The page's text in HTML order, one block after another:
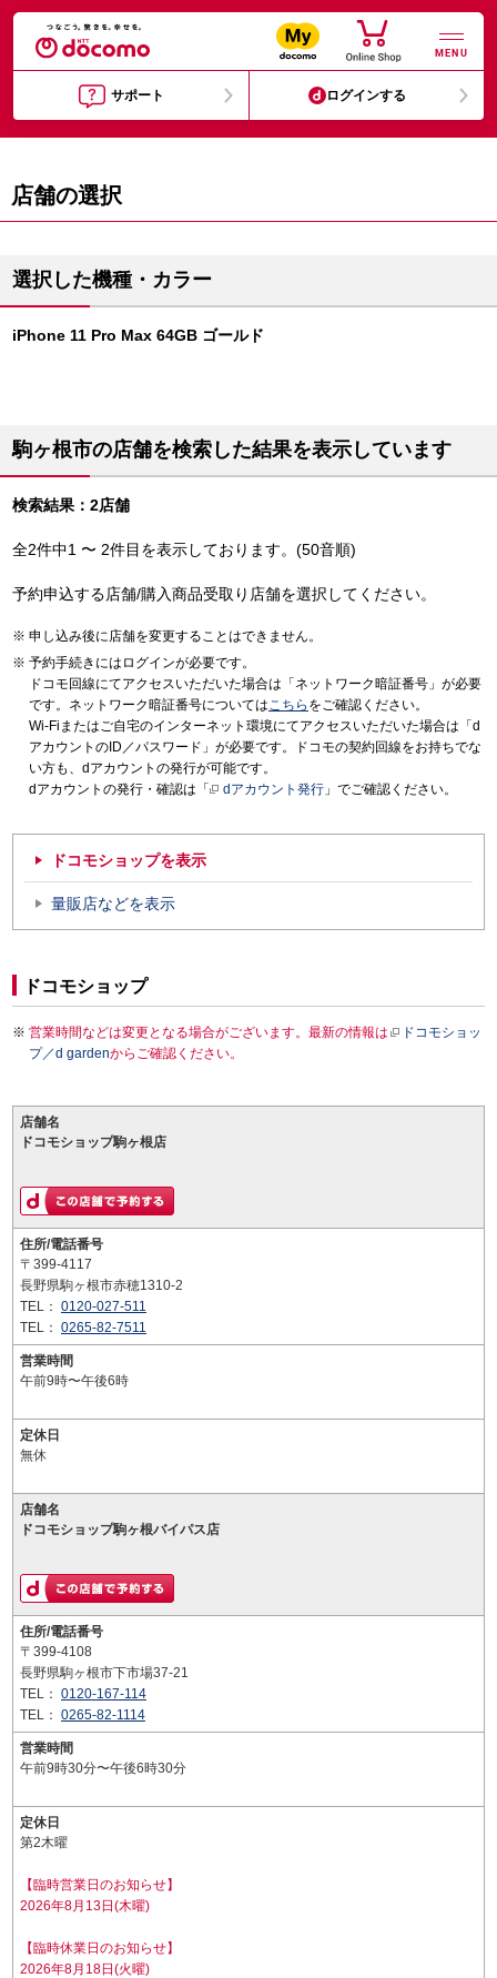
MENU
サポート ログインする
店舗の選択
選択した機種・カラー
iPhone 11 Pro Max 64GB ゴールド
駒ヶ根市の店舗を検索した結果を表示しています
検索結果：2店舗
全2件中1 〜 2件目を表示しております。(50音順)
予約申込する店舗/購入商品受取り店舗を選択してください。
申し込み後に店舗を変更することはできません。
予約手続きにはログインが必要です。
ドコモ回線にてアクセスいただいた場合は「ネットワーク暗証番号」が必要
です。ネットワーク暗証番号についてはこちら をご確認ください。
Wi-Fiまたはご自宅のインターネット環境にてアクセスいただいた場合は「d
アカウントのID／パスワード」が必要です。ドコモの契約回線をお持ちでな
い方も、dアカウントの発行が可能です。
dアカウントの発行・確認は「
dアカウント発行 」でご確認ください。
ドコモショップを表示
量販店などを表示
ドコモショップ
営業時間などは変更となる場合がございます。最新の情報は
ドコモショッ
プ／d gardenからご確認ください。
店舗名
ドコモショップ駒ヶ根店
住所/電話番号
〒399-4117
長野県駒ヶ根市赤穂1310-2
TEL： 0120-027-511
TEL： 0265-82-7511
営業時間
午前9時〜午後6時
定休日
無休
店舗名
ドコモショップ駒ヶ根バイパス店
住所/電話番号
〒399-4108
長野県駒ヶ根市下市場37-21
TEL： 0120-167-114
TEL： 0265-82-1114
営業時間
午前9時30分〜午後6時30分
定休日
第2木曜
【臨時営業日のお知らせ】
2026年8月13日(木曜)
【臨時休業日のお知らせ】
2026年8月18日(火曜)